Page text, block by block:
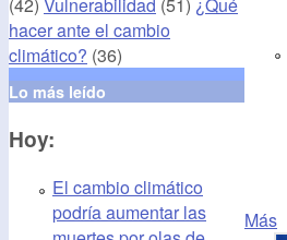
hacer ante el cambio
climático? (36)
Lo más leído
Hoy:
El cambio climático
podría aumentar las
Más